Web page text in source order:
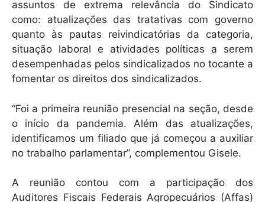
assuntos de extrema relevância do Sindicato
como: atualizações das tratativas com governo
quanto às pautas reivindicatórias da categoria,
situação laboral e atividades políticas a serem
desempenhadas pelos sindicalizados no tocante a
fomentar os direitos dos sindicalizados.
“Foi a primeira reunião presencial na seção, desde
o início da pandemia. Além das atualizações,
identificamos um filiado que já começou a auxiliar
no trabalho parlamentar”, complementou Gisele.
A reunião contou com a participação dos
Auditores Fiscais Federais Agropecuários (Affas)